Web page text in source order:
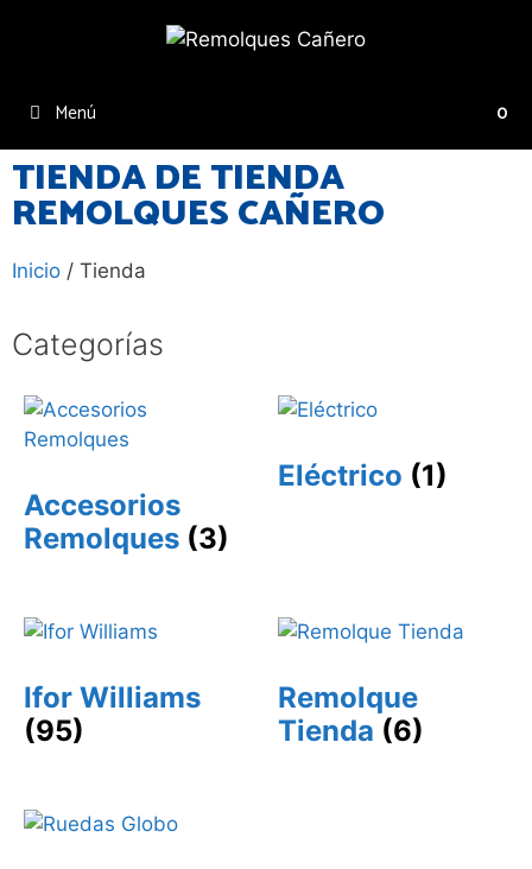
0
Menú
TIENDA DE TIENDA
REMOLQUES CAÑERO
Inicio / Tienda
Categorías
Accesorios
Remolques (3)
Eléctrico (1)
Ifor Williams
(95)
Remolque
Tienda (6)